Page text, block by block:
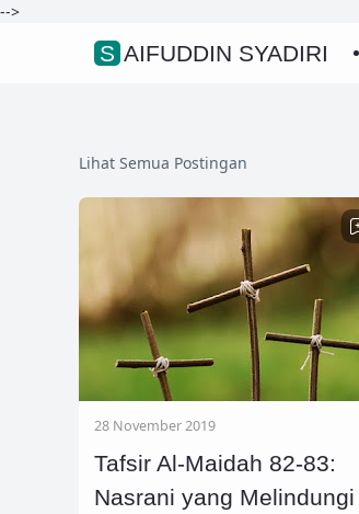
-->
SAIFUDDIN SYADIRI
Lihat Semua Postingan
28 November 2019
Tafsir Al-Maidah 82-83:
Nasrani yang Melindungi